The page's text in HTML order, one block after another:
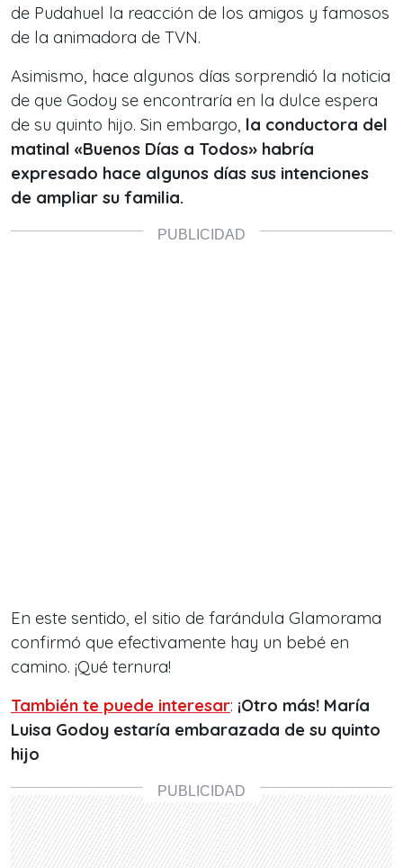
de Pudahuel la reacción de los amigos y famosos
de la animadora de TVN.
Asimismo, hace algunos días sorprendió la noticia
de que Godoy se encontraría en la dulce espera
de su quinto hijo. Sin embargo, la conductora del
matinal «Buenos Días a Todos» habría
expresado hace algunos días sus intenciones
de ampliar su familia.
En este sentido, el sitio de farándula Glamorama
confirmó que efectivamente hay un bebé en
camino. ¡Qué ternura!
También te puede interesar: ¡Otro más! María
Luisa Godoy estaría embarazada de su quinto
hijo